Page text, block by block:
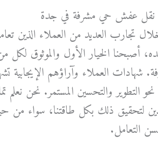
نقل عفش حي مشرفة في جدة
تجارب العديد من العملاء الذين
أصبحنا الخيار الأول والموثوق
شهادات العملاء وآراؤهم الإيجابية
نحو التطوير والتحسين المستمر. نحن
لتحقيق ذلك بكل طاقتنا، سواء من
التعامل.